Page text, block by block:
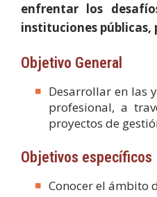
enfrentar los
instituciones públicas,
Objetivo General
Desarrollar en las
profesional, a
proyectos de
Objetivos específicos
Conocer el ámbito